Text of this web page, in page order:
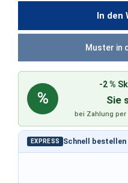
In den
EXPRESS Schnell bestellen
%
-2 %
Sie
bei Zahlung per
Muster in